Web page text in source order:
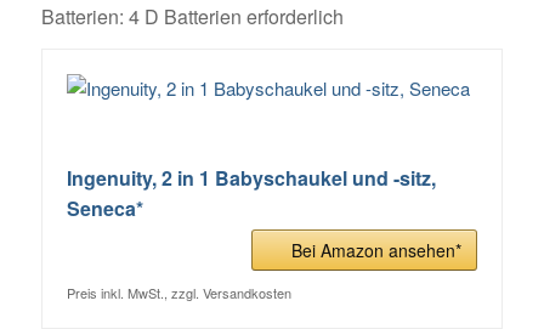
Batterien: 4 D Batterien erforderlich
Ingenuity, 2 in 1 Babyschaukel und -sitz,
Seneca*
Bei Amazon ansehen*
Preis inkl. MwSt., zzgl. Versandkosten